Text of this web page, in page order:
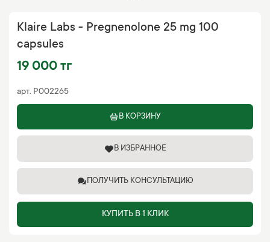
арт. P002265
Klaire Labs - Pregnenolone 25 mg 100
capsules
19 000 тг
В КОРЗИНУ
В ИЗБРАННОЕ
ПОЛУЧИТЬ КОНСУЛЬТАЦИЮ
КУПИТЬ В 1 КЛИК